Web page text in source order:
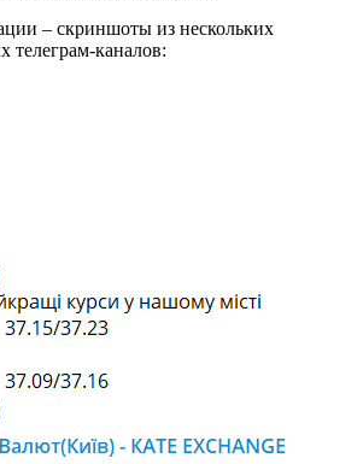
– скриншоты из нескольких
телеграм-каналов: